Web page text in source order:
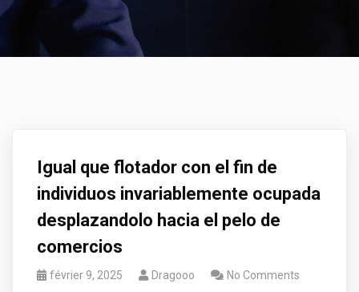
Igual que flotador con el fin de
individuos invariablemente ocupada
desplazandolo hacia el pelo de
comercios
février 9, 2025 Dragooo No Comments